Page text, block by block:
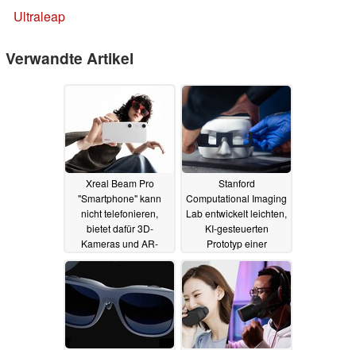
Ultraleap
Verwandte Artikel
Xreal Beam Pro
"Smartphone" kann
nicht telefonieren,
bietet dafür 3D-
Kameras und AR-
Features30.05.2024
Stanford
Computational Imaging
Lab entwickelt leichten,
KI-gesteuerten
Prototyp einer
holografischen AR-
Brille
28.05.2024